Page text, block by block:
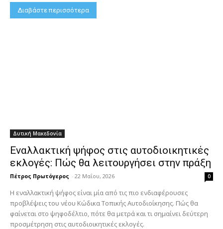
Διαβάστε περισσότερα
Δυτική Μακεδονία
Εναλλακτική ψήφος στις αυτοδιοικητικές
εκλογές: Πώς θα λειτουργήσει στην πράξη
Πέτρος Πρωτόγερος - 22 Μαΐου, 2026 0
Η εναλλακτική ψήφος είναι μία από τις πιο ενδιαφέρουσες
προβλέψεις του νέου Κώδικα Τοπικής Αυτοδιοίκησης. Πώς θα
φαίνεται στο ψηφοδέλτιο, πότε θα μετρά και τι σημαίνει δεύτερη
προσμέτρηση στις αυτοδιοικητικές εκλογές.